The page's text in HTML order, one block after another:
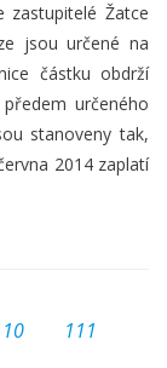
Žatce
jsou určené na
částku obdrží
určeného
stanoveny tak,
2014 zaplatí
111